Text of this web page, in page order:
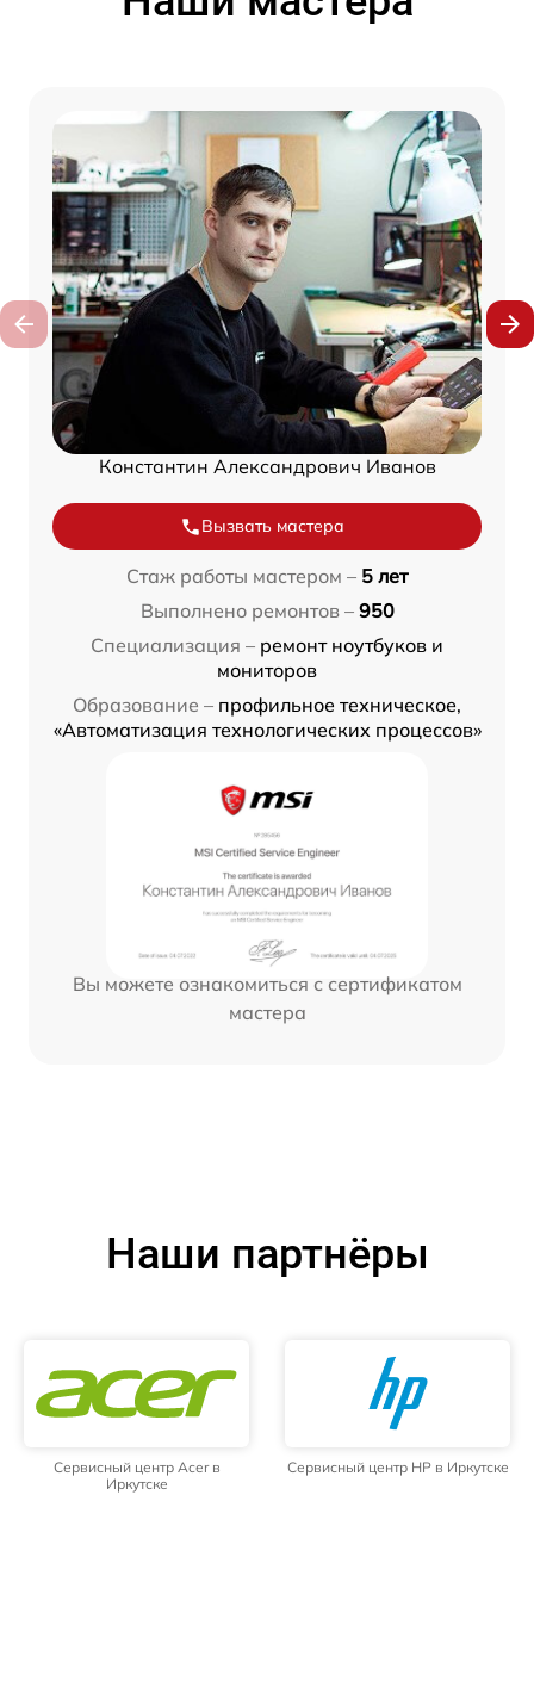
Константин Александрович Иванов
Вызвать мастера
Стаж работы мастером – 5 лет
Выполнено ремонтов – 950
Специализация – ремонт ноутбуков и
мониторов
Образование – профильное техническое,
«Автоматизация технологических процессов»
Вы можете ознакомиться с сертификатом
мастера
Наши партнёры
Сервисный центр Acer в
Иркутске
Сервисный центр HP в Иркутске